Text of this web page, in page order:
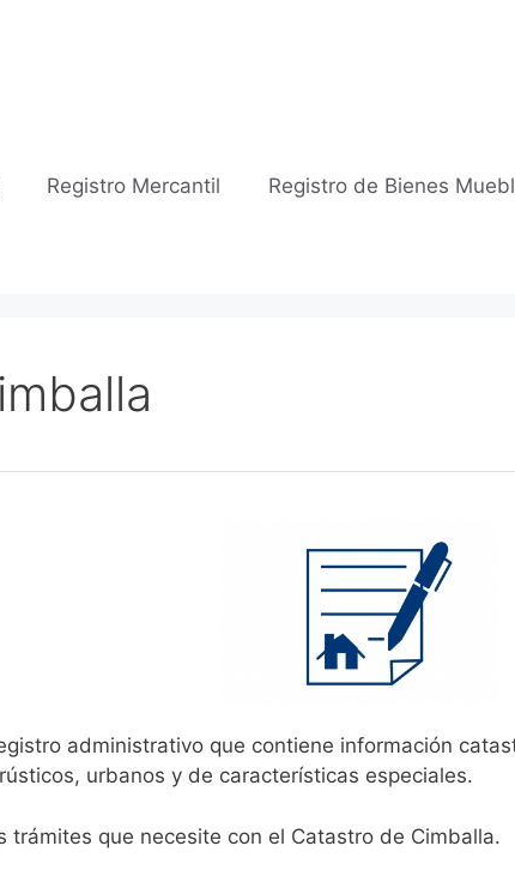
Registro Mercantil Registro de Bienes
administrativo que contiene información
urbanos y de características especiales.
trámites que necesite con el Catastro de Cimballa.